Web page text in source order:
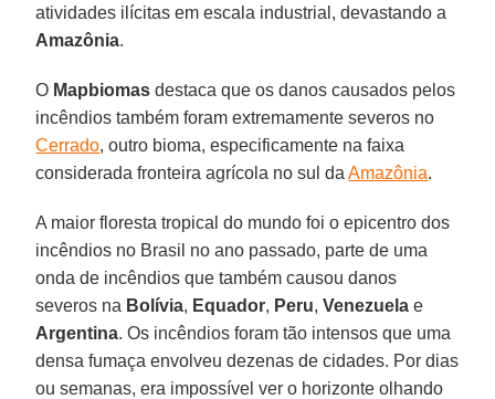
atividades ilícitas em escala industrial, devastando a
Amazônia.
O Mapbiomas destaca que os danos causados ​​pelos
incêndios também foram extremamente severos no
Cerrado, outro bioma, especificamente na faixa
considerada fronteira agrícola no sul daAmazônia.
A maior floresta tropical do mundo foi o epicentro dos
incêndios no Brasil no ano passado, parte de uma
onda de incêndios que também causou danos
severos na Bolívia, Equador, Peru,Venezuela e
Argentina. Os incêndios foram tão intensos que uma
densa fumaça envolveu dezenas de cidades. Por dias
ou semanas, era impossível ver o horizonte olhando